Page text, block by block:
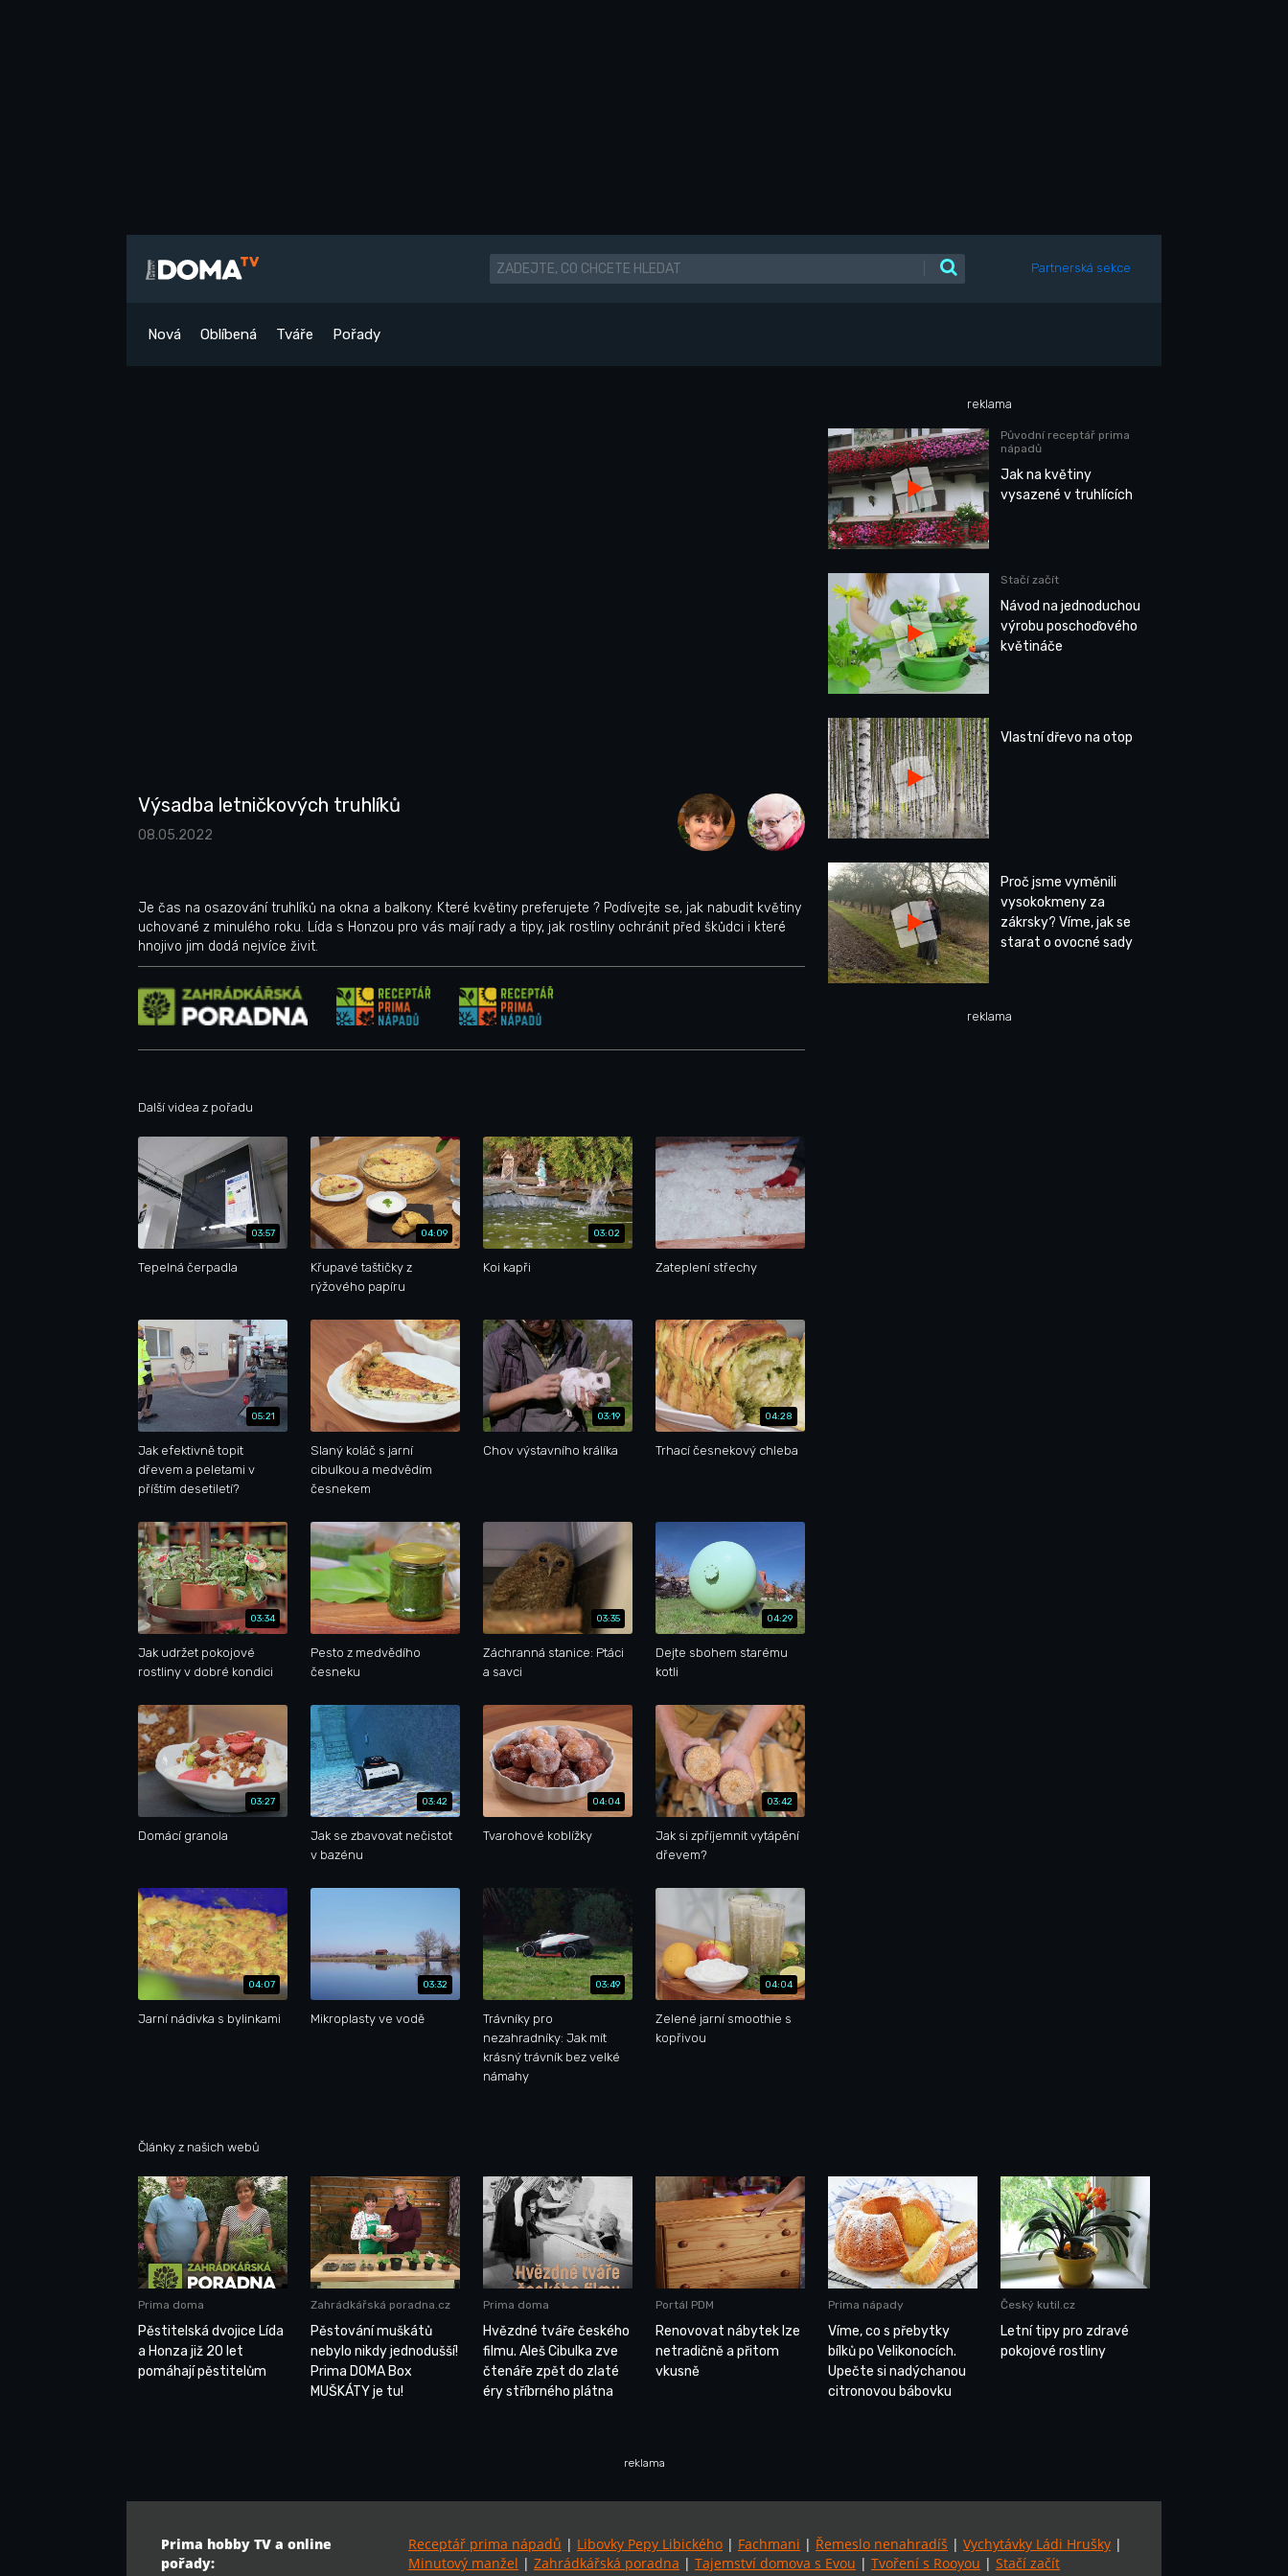
Partnerská sekce
Nová Oblíbená Tváře Pořady
Výsadba letničkových truhlíků
08.05.2022
Je čas na osazování truhlíků na okna a balkony. Které květiny preferujete ? Podívejte se, jak nabudit květiny
uchované z minulého roku. Lída s Honzou pro vás mají rady a tipy, jak rostliny ochránit před škůdci i které
hnojivo jim dodá nejvíce živit.
Další videa z pořadu
03:57
Tepelná čerpadla
04:09
Křupavé taštičky z
rýžového papíru
03:02
Koi kapři Zateplení střechy
05:21
Jak efektivně topit
dřevem a peletami v
příštím desetiletí?
Slaný koláč s jarní
cibulkou a medvědím
česnekem
03:19
Chov výstavního králíka
04:28
Trhací česnekový chleba
03:34
Jak udržet pokojové
rostliny v dobré kondici
Pesto z medvědího
česneku
03:35
Záchranná stanice: Ptáci
a savci
04:29
Dejte sbohem starému
kotli
03:27
Domácí granola
03:42
Jak se zbavovat nečistot
v bazénu
04:04
Tvarohové koblížky
03:42
Jak si zpříjemnit vytápění
dřevem?
04:07
Jarní nádivka s bylinkami
03:32
Mikroplasty ve vodě
03:49
Trávníky pro
nezahradníky: Jak mít
krásný trávník bez velké
námahy
04:04
Zelené jarní smoothie s
kopřivou
reklama
Původní receptář prima
nápadů
Jak na květiny
vysazené v truhlících
Stačí začít
Návod na jednoduchou
výrobu poschoďového
květináče
Vlastní dřevo na otop
Proč jsme vyměnili
vysokokmeny za
zákrsky? Víme, jak se
starat o ovocné sady
reklama
Články z našich webů
Prima doma
Pěstitelská dvojice Lída
a Honza již 20 let
pomáhají pěstitelům
Zahrádkářská poradna.cz
Pěstování muškátů
nebylo nikdy jednodušší!
Prima DOMA Box
MUŠKÁTY je tu!
Prima doma
Hvězdné tváře českého
filmu. Aleš Cibulka zve
čtenáře zpět do zlaté
éry stříbrného plátna
Portál PDM
Renovovat nábytek lze
netradičně a přitom
vkusně
Prima nápady
Víme, co s přebytky
bílků po Velikonocích.
Upečte si nadýchanou
citronovou bábovku
Český kutil.cz
Letní tipy pro zdravé
pokojové rostliny
reklama
Prima hobby TV a online
pořady:
Receptář prima nápadů | Libovky Pepy Libického | Fachmani | Řemeslo nenahradíš | Vychytávky Ládi Hrušky |
Minutový manžel | Zahrádkářská poradna | Tajemství domova s Evou | Tvoření s Rooyou | Stačí začít